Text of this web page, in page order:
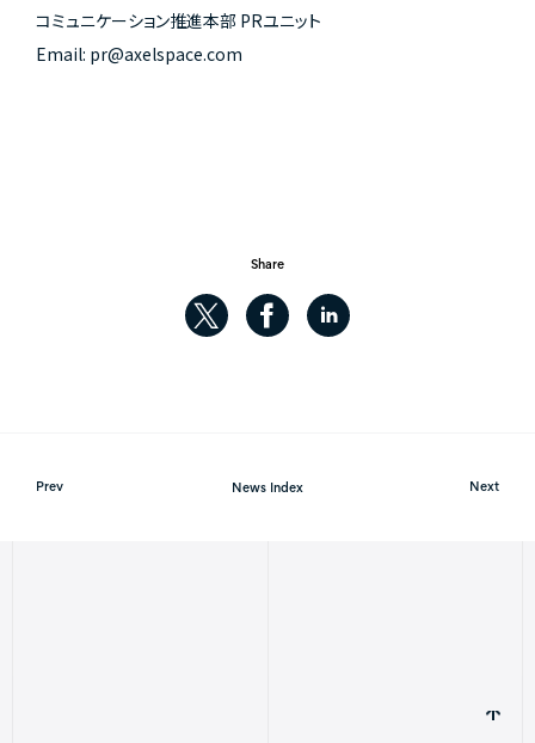
コミュニケーション推進本部 PRユニット
Email: pr@axelspace.com
Prev Next
News Index
Share